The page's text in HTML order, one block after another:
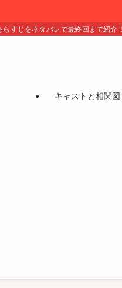
らすじをネタバレで最終回まで紹介
キャストと相関